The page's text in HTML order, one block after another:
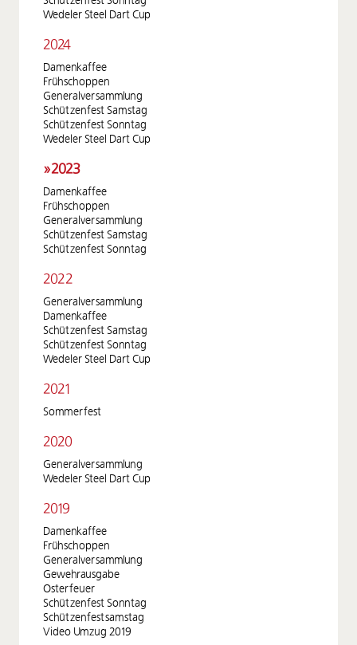
Wedeler Steel Dart Cup
2024
Damenkaffee
Frühschoppen
Generalversammlung
Schützenfest Samstag
Schützenfest Sonntag
Wedeler Steel Dart Cup
2023
Damenkaffee
Frühschoppen
Generalversammlung
Schützenfest Samstag
Schützenfest Sonntag
2022
Generalversammlung
Damenkaffee
Schützenfest Samstag
Schützenfest Sonntag
Wedeler Steel Dart Cup
2021
Sommerfest
2020
Generalversammlung
Wedeler Steel Dart Cup
2019
Damenkaffee
Frühschoppen
Generalversammlung
Gewehrausgabe
Osterfeuer
Schützenfest Sonntag
Schützenfestsamstag
Video Umzug 2019